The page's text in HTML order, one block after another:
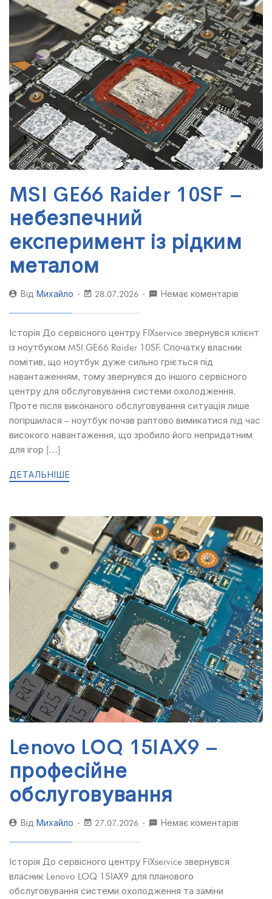
MSI GE66 Raider 10SF –
небезпечний
експеримент із рідким
металом
Від Михайло 28.07.2026 Немає коментарів
Історія До сервісного центру FIXservice звернувся клієнт
із ноутбуком MSI GE66 Raider 10SF. Спочатку власник
помітив, що ноутбук дуже сильно гріється під
навантаженням, тому звернувся до іншого сервісного
центру для обслуговування системи охолодження.
Проте після виконаного обслуговування ситуація лише
погіршилася – ноутбук почав раптово вимикатися під час
високого навантаження, що зробило його непридатним
для ігор […]
ДЕТАЛЬНІШЕ
Lenovo LOQ 15IAX9 –
професійне
обслуговування
Від Михайло 27.07.2026 Немає коментарів
Історія До сервісного центру FIXservice звернувся
власник Lenovo LOQ 15IAX9 для планового
обслуговування системи охолодження та заміни